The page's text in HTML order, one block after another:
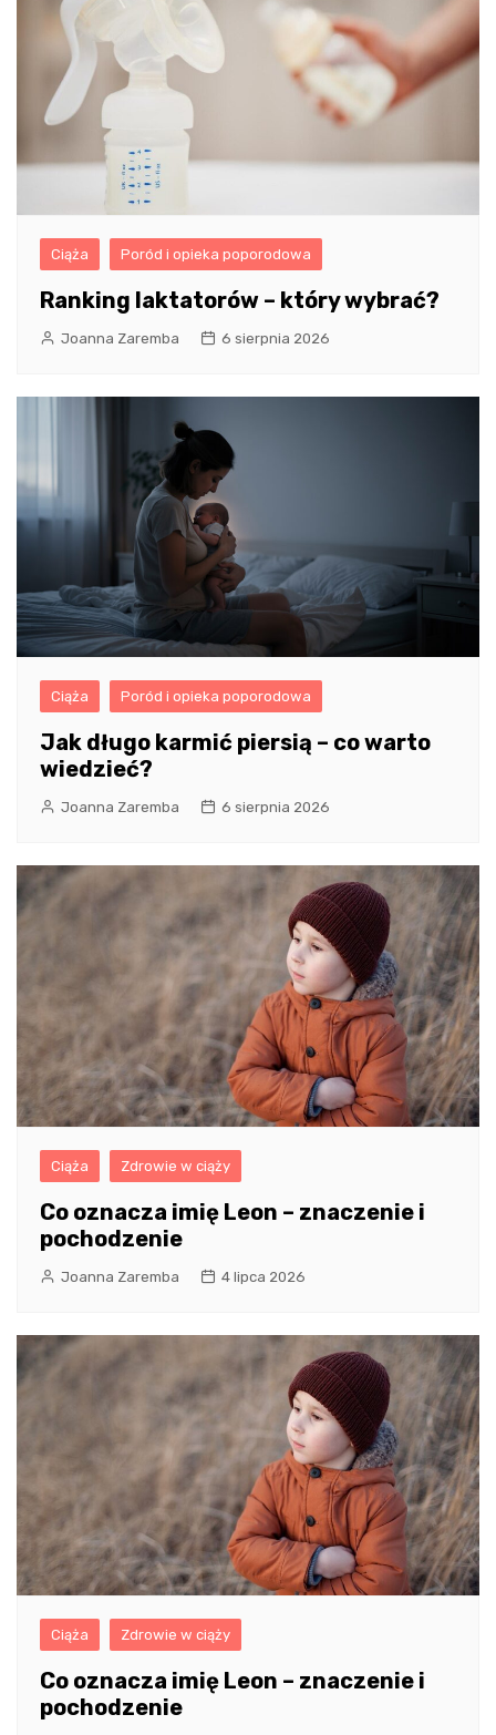
Ciąża Poród i opieka poporodowa
Ranking laktatorów – który wybrać?
Joanna Zaremba 6 sierpnia 2026
Ciąża Poród i opieka poporodowa
Jak długo karmić piersią – co warto
wiedzieć?
Joanna Zaremba 6 sierpnia 2026
Ciąża Zdrowie w ciąży
Co oznacza imię Leon – znaczenie i
pochodzenie
Joanna Zaremba 4 lipca 2026
Ciąża Zdrowie w ciąży
Co oznacza imię Leon – znaczenie i
pochodzenie